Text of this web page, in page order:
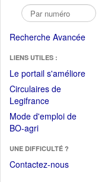
Recherche Avancée
LIENS UTILES :
Le portail s'améliore(Fichier
Circulaires de
Legifrance(Ouvrir
dans
une
fenêtre)
Mode d'emploi de
BO-agri(Ouvrir
une
nouvelle
UNE DIFFICULTÉ ?
Contactez-nous